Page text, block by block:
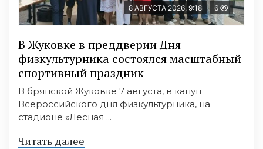
8 АВГУСТА 2026, 9:18 6
В Жуковке в преддверии Дня
физкультурника состоялся масштабный
спортивный праздник
В брянской Жуковке 7 августа, в канун
Всероссийского дня физкультурника, на
стадионе «Лесная ...
Читать далее